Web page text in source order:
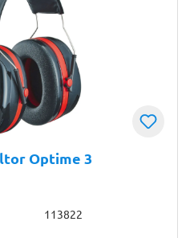
Optime 3
113822